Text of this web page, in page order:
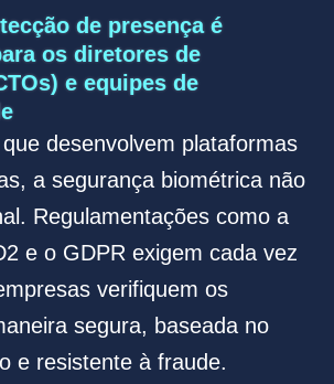
de presença é
os diretores de
e equipes de
desenvolvem plataformas
a segurança biométrica não
Regulamentações como a
e o GDPR exigem cada vez
verifiquem os
segura, baseada no
e resistente à fraude.